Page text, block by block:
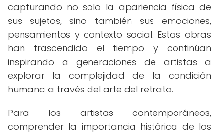
capturando no solo la apariencia física de
sus sujetos, sino también sus emociones,
pensamientos y contexto social. Estas obras
han trascendido el tiempo y continúan
inspirando a generaciones de artistas a
explorar la complejidad de la condición
humana a través del arte del retrato.
Para los artistas contemporáneos,
comprender la importancia histórica de los